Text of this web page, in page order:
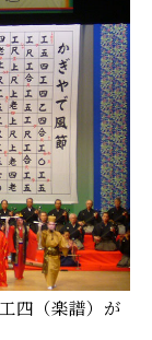
四（楽譜）が